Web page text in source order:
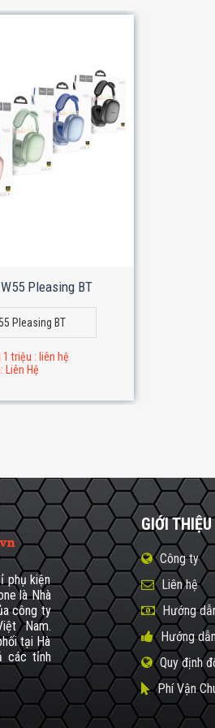
Pleasing BT
Pleasing BT
triệu : liên hệ
Liên Hệ
phụ kiện
là Nhà
công ty
Nam.
tại Hà
các tỉnh
GIỚI THIỆU
Công ty
Liên hệ
Hướng
Hướng
Quy định
Phí Vận